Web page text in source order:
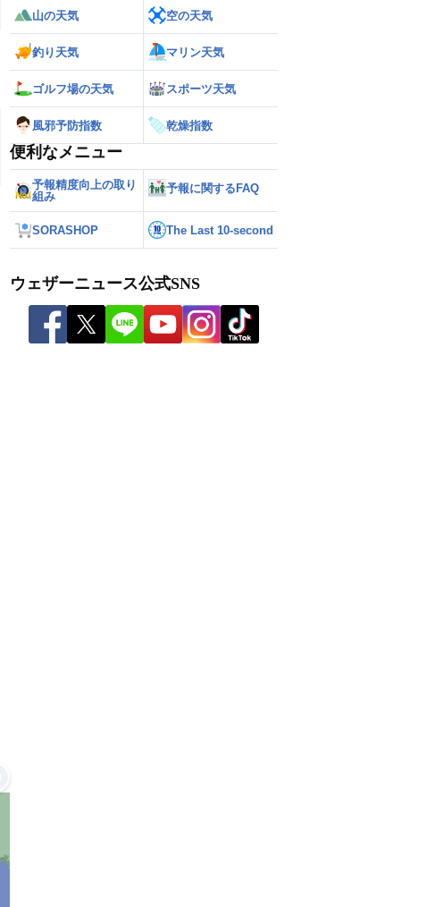
山の天気 空の天気
釣り天気 マリン天気
ゴルフ場の天気 スポーツ天気
風邪予防指数 乾燥指数
便利なメニュー
予報精度向上の取り
組み
予報に関するFAQ
SORASHOP The Last 10-second
ウェザーニュース公式SNS